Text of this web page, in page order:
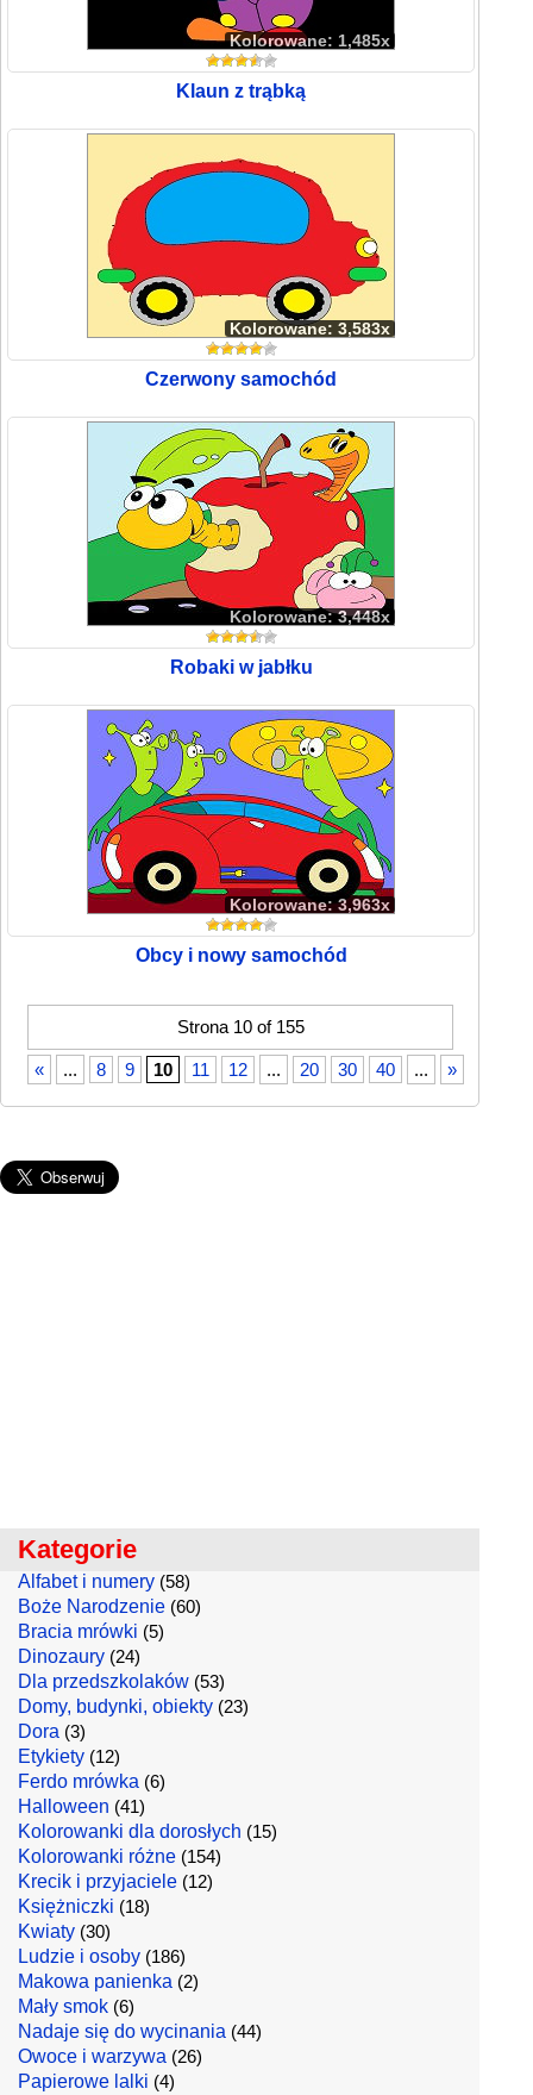
Kolorowane: 1,485x
Klaun z trąbką
Kolorowane: 3,583x
Czerwony samochód
Kolorowane: 3,448x
Robaki w jabłku
Kolorowane: 3,963x
Obcy i nowy samochód
Strona 10 of 155
« ... 8 9 10 11 12 ... 20 30 40 ... »
Kategorie
Alfabet i numery (58)
Boże Narodzenie (60)
Bracia mrówki (5)
Dinozaury (24)
Dla przedszkolaków (53)
Domy, budynki, obiekty (23)
Dora (3)
Etykiety (12)
Ferdo mrówka (6)
Halloween (41)
Kolorowanki dla dorosłych (15)
Kolorowanki różne (154)
Krecik i przyjaciele (12)
Księżniczki (18)
Kwiaty (30)
Ludzie i osoby (186)
Makowa panienka (2)
Mały smok (6)
Nadaje się do wycinania (44)
Owoce i warzywa (26)
Papierowe lalki (4)